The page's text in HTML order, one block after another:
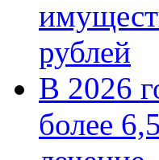
рублей
В 2026
более